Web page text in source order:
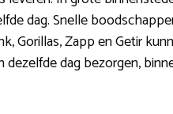
dag. Snelle
Gorillas, Zapp en Getir
dag bezorgen,